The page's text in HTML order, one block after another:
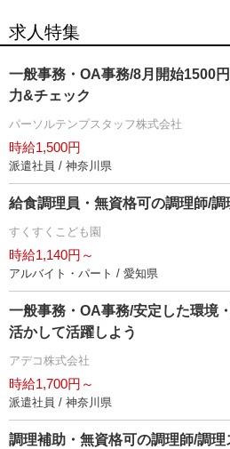
求人特集
一般事務・OA事務/8月開始1500
力&チェック
パーソルテンプスタッフ株式会社
時給1,500円
派遣社員 / 神奈川県
給食調理員・無資格可の調理師/調
すくすくこども園
時給1,140円～
アルバイト・パート / 愛知県
一般事務・OA事務/安定した環境
活かして活躍しよう
アデコ株式会社
時給1,700円～
派遣社員 / 神奈川県
調理補助・無資格可の調理師/調理